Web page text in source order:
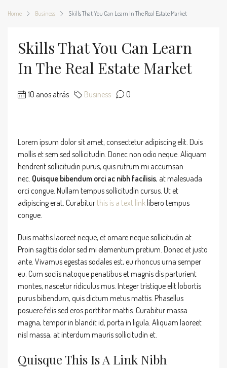
Home Business Skills That You Can Learn In The Real Estate Market
Skills That You Can Learn
In The Real Estate Market
10 anos atrás Business 0
Lorem ipsum dolor sit amet, consectetur adipiscing elit. Duis
mollis et sem sed sollicitudin. Donec non odio neque. Aliquam
hendrerit sollicitudin purus, quis rutrum mi accumsan
nec. Quisque bibendum orci ac nibh facilisis, at malesuada
orci congue. Nullam tempus sollicitudin cursus. Ut et
adipiscing erat. Curabitur this is a text link libero tempus
congue.
Duis mattis laoreet neque, et ornare neque sollicitudin at.
Proin sagittis dolor sed mi elementum pretium. Donec et justo
ante. Vivamus egestas sodales est, eu rhoncus urna semper
eu. Cum sociis natoque penatibus et magnis dis parturient
montes, nascetur ridiculus mus. Integer tristique elit lobortis
purus bibendum, quis dictum metus mattis. Phasellus
posuere felis sed eros porttitor mattis. Curabitur massa
magna, tempor in blandit id, porta in ligula. Aliquam laoreet
nisl massa, at interdum mauris sollicitudin et.
Quisque This Is A Link Nibh